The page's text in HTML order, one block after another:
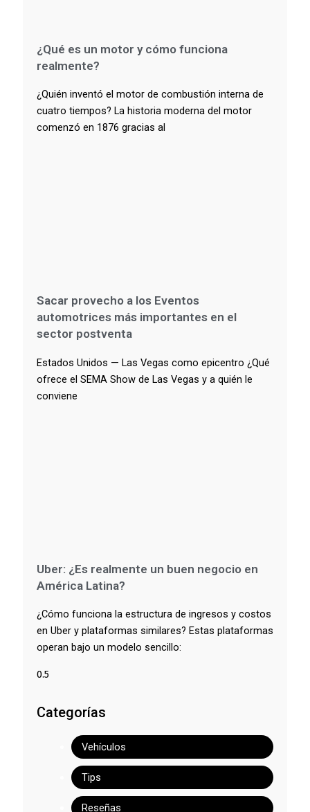
¿Qué es un motor y cómo funciona
realmente?
¿Quién inventó el motor de combustión interna de
cuatro tiempos? La historia moderna del motor
comenzó en 1876 gracias al
Sacar provecho a los Eventos
automotrices más importantes en el
sector postventa
Estados Unidos — Las Vegas como epicentro ¿Qué
ofrece el SEMA Show de Las Vegas y a quién le
conviene
Uber: ¿Es realmente un buen negocio en
América Latina?
¿Cómo funciona la estructura de ingresos y costos
en Uber y plataformas similares? Estas plataformas
operan bajo un modelo sencillo:
Categorías
Vehículos
Tips
Reseñas